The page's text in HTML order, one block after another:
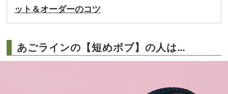
ット＆オーダーのコツ
あごラインの【短めボブ】の人は…